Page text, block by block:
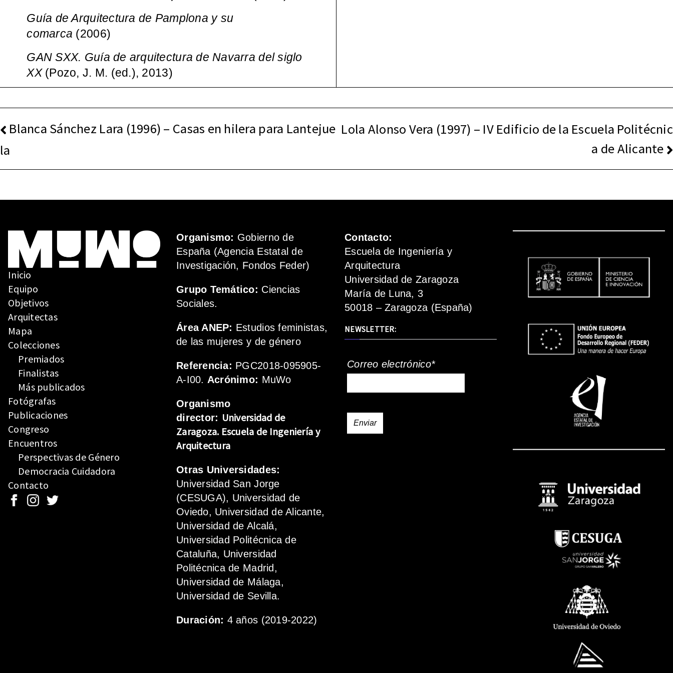
Guía de Arquitectura de Pamplona y su
comarca (2006)
GAN SXX. Guía de arquitectura de Navarra del siglo
XX(Pozo, J. M. (ed.), 2013)
NAVEGACIÓN
DE
ENTRADAS
Blanca Sánchez Lara (1996) – Casas en hilera para Lantejue
la
Lola Alonso Vera (1997) – IV Edificio de la Escuela Politécnic
a de Alicante
Inicio
Equipo
Objetivos
Arquitectas
Mapa
Colecciones
Premiados
Finalistas
Más publicados
Fotógrafas
Publicaciones
Congreso
Encuentros
Perspectivas de Género
Democracia Cuidadora
Contacto
Organismo: Gobierno de
España (Agencia Estatal de
Investigación, Fondos Feder)
Grupo Temático: Ciencias
Sociales.
Área ANEP: Estudios feministas,
de las mujeres y de género
Referencia: PGC2018-095905-
A-I00. Acrónimo: MuWo
Organismo
director: Universidad de
Zaragoza. Escuela de Ingeniería y
Arquitectura
Otras Universidades:
Universidad San Jorge
(CESUGA), Universidad de
Oviedo, Universidad de Alicante,
Universidad de Alcalá,
Universidad Politécnica de
Cataluña, Universidad
Politécnica de Madrid,
Universidad de Málaga,
Universidad de Sevilla.
Duración: 4 años (2019-2022)
Contacto:
Escuela de Ingeniería y
Arquitectura
Universidad de Zaragoza
María de Luna, 3
50018 – Zaragoza (España)
NEWSLETTER:
Correo electrónico*